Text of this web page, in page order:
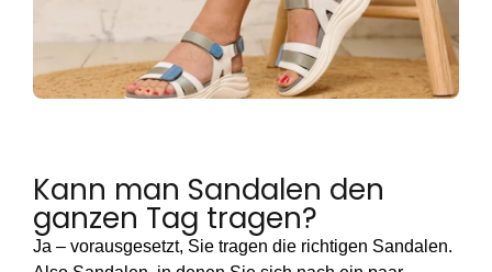
Kann man Sandalen den
ganzen Tag tragen?
Ja – vorausgesetzt, Sie tragen die richtigen Sandalen.